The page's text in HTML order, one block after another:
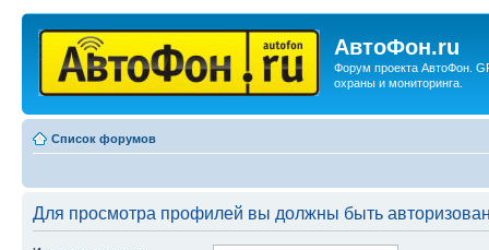
АвтоФон.ru
Форум проекта АвтоФон.
охраны и мониторинга.
Список форумов
Для просмотра профилей вы должны быть